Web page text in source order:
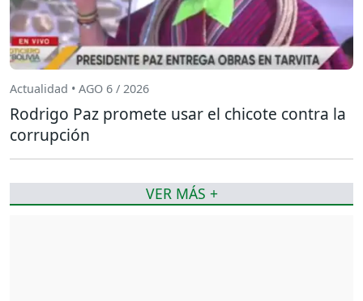
Actualidad • AGO 6 / 2026
Rodrigo Paz promete usar el chicote contra la
corrupción
VER MÁS +